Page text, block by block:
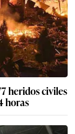
heridos civiles
horas